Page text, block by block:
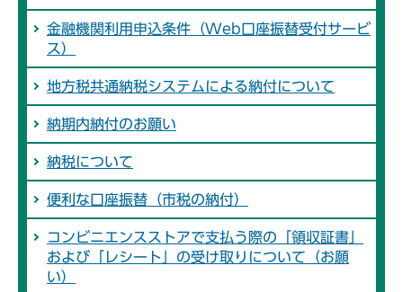
金融機関利用申込条件（Web口座振替受付サービ
ス）
地方税共通納税システムによる納付について
納期内納付のお願い
納税について
便利な口座振替（市税の納付）
コンビニエンスストアで支払う際の「領収証書」
および「レシート」の受け取りについて（お願
い）